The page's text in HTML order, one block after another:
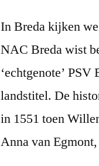
In Breda kijken
NAC Breda wist
‘echtgenote’
landstitel. De
in 1551 toen
Anna van